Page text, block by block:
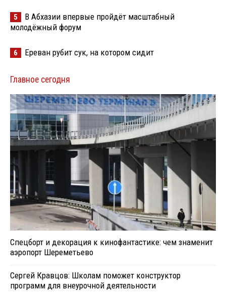
5
В Абхазии впервые пройдёт масштабный
молодёжный форум
6 Ереван рубит сук, на котором сидит
Главное сегодня
Спецборт и декорация к кинофантастике: чем знаменит
аэропорт Шереметьево
Сергей Кравцов: Школам поможет конструктор
программ для внеурочной деятельности